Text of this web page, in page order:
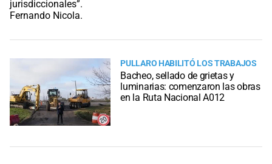
PULLARO HABILITÓ LOS TRABAJOS
Bacheo, sellado de grietas y
luminarias: comenzaron las obras
en la Ruta Nacional A012